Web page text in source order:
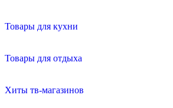
Товары для кухни
Товары для отдыха
Хиты тв-магазинов